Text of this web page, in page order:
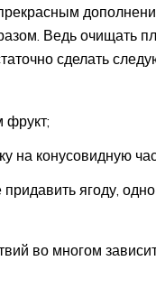
Ведь очищать
сделать
фрукт;
на конусовидную
ягоду,
во многом